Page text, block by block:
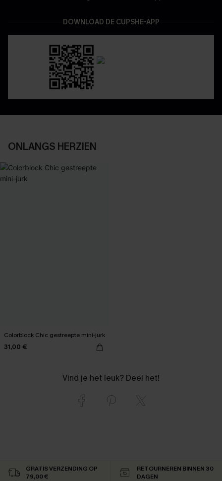
DOWNLOAD DE CUPSHE-APP
ONLANGS HERZIEN
Colorblock Chic gestreepte mini-jurk
31,00 €
Vind je het leuk? Deel het!
GRATIS VERZENDING OP
79,00 €
RETOURNEREN BINNEN 30
DAGEN